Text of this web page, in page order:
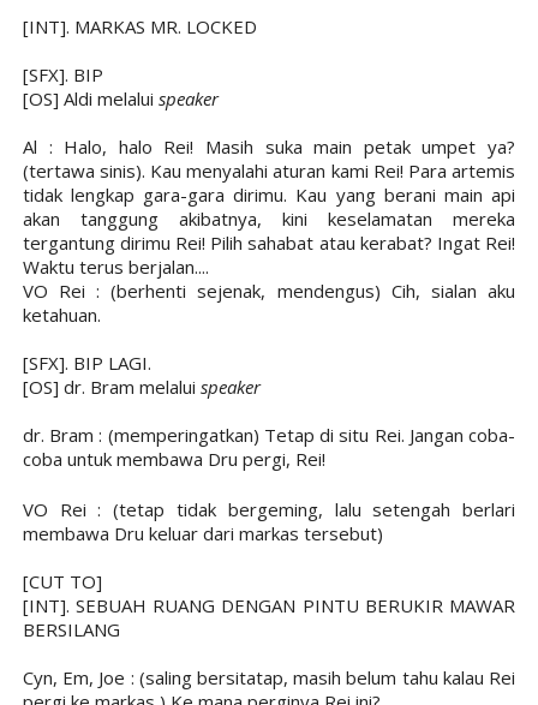
[INT]. MARKAS MR. LOCKED
[SFX]. BIP
[OS] Aldi melalui speaker
Al : Halo, halo Rei! Masih suka main petak umpet ya?
(tertawa sinis). Kau menyalahi aturan kami Rei! Para artemis
tidak lengkap gara-gara dirimu. Kau yang berani main api
akan tanggung akibatnya, kini keselamatan mereka
tergantung dirimu Rei! Pilih sahabat atau kerabat? Ingat Rei!
Waktu terus berjalan....
VO Rei : (berhenti sejenak, mendengus) Cih, sialan aku
ketahuan.
[SFX]. BIP LAGI.
[OS] dr. Bram melalui speaker
dr. Bram : (memperingatkan) Tetap di situ Rei. Jangan coba-
coba untuk membawa Dru pergi, Rei!
VO Rei : (tetap tidak bergeming, lalu setengah berlari
membawa Dru keluar dari markas tersebut)
[CUT TO]
[INT]. SEBUAH RUANG DENGAN PINTU BERUKIR MAWAR
BERSILANG
Cyn, Em, Joe : (saling bersitatap, masih belum tahu kalau Rei